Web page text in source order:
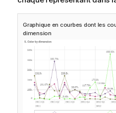
Graphique en courbes dont les
dimension